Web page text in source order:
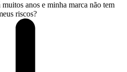
anos e minha marca não tem
riscos?